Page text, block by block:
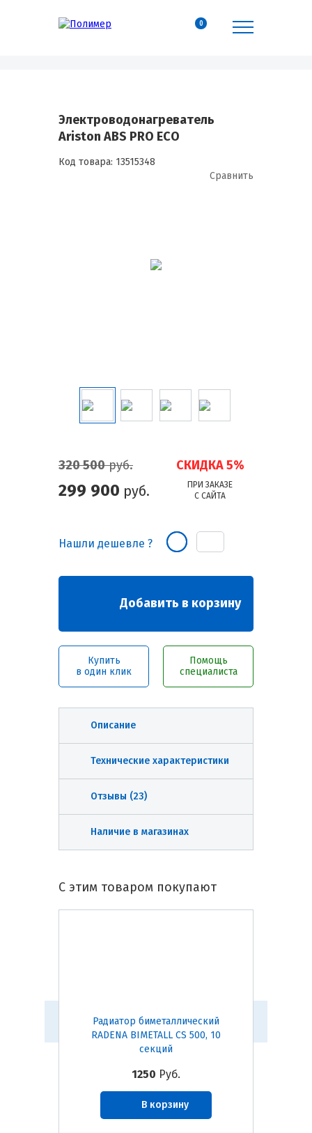
0
Электроводонагреватель
Ariston ABS PRO ECO
Код товара: 13515348
Сравнить
320 500руб.
299 900 руб.
Нашли дешевле ?
СКИДКА 5%
ПРИ ЗАКАЗЕ
С САЙТА
Добавить в корзину
Купить
в один клик
Помощь
специалиста
Описание
Технические характеристики
Отзывы (23)
Наличие в магазинах
С этим товаром покупают
1250 Руб.
Радиатор биметаллический
RADENA BIMETALL CS 500, 10
секций
В корзину